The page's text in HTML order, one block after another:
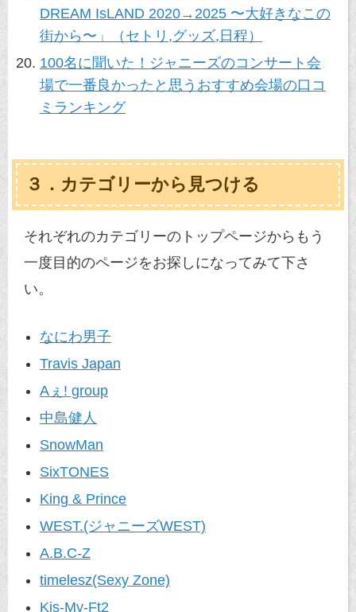
DREAM IsLAND 2020→2025 〜大好きなこの
街から〜」（セトリ,グッズ,日程）
100名に聞いた！ジャニーズのコンサート会
場で一番良かったと思うおすすめ会場の口コ
ミランキング
３．カテゴリーから見つける
それぞれのカテゴリーのトップページからもう
一度目的のページをお探しになってみて下さ
い。
なにわ男子
Travis Japan
Aぇ! group
中島健人
SnowMan
SixTONES
King & Prince
WEST.(ジャニーズWEST)
A.B.C-Z
timelesz(Sexy Zone)
Kis-My-Ft2